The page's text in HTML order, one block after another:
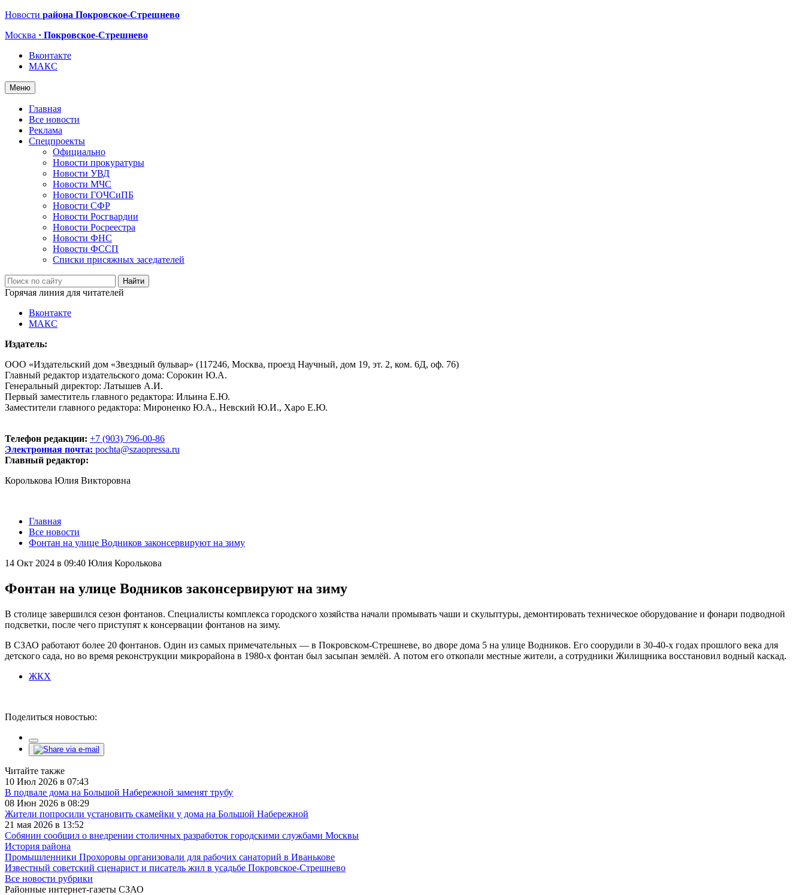
Новости района Покровское-Стрешнево
Москва · Покровское-Стрешнево
Вконтакте
МАКС
Меню
Главная
Все новости
Реклама
Спецпроекты
Официально
Новости прокуратуры
Новости УВД
Новости МЧС
Новости ГОЧСиПБ
Новости СФР
Новости Росгвардии
Новости Росреестра
Новости ФНС
Новости ФССП
Списки присяжных заседателей
Горячая линия для читателей
Вконтакте
МАКС
Издатель:
ООО «Издательский дом «Звездный бульвар» (117246, Москва, проезд Научный, дом 19, эт. 2, ком. 6Д, оф. 76)
Главный редактор издательского дома: Сорокин Ю.А.
Генеральный директор: Латышев А.И.
Первый заместитель главного редактора: Ильина Е.Ю.
Заместители главного редактора: Мироненко Ю.А., Невский Ю.И., Харо Е.Ю.
Телефон редакции: +7 (903) 796-00-86
Электронная почта: pochta@szaopressa.ru
Главный редактор:
Королькова Юлия Викторовна
Главная
Все новости
Фонтан на улице Водников законсервируют на зиму
14 Окт 2024 в 09:40 Юлия Королькова
Фонтан на улице Водников законсервируют на зиму
В столице завершился сезон фонтанов. Специалисты комплекса городского хозяйства начали промывать чаши и скульптуры, демонтировать техническое оборудование и фонари подводной
подсветки, после чего приступят к консервации фонтанов на зиму.
В СЗАО работают более 20 фонтанов. Один из самых примечательных — в Покровском-Стрешневе, во дворе дома 5 на улице Водников. Его соорудили в 30-40-х годах прошлого века для
детского сада, но во время реконструкции микрорайона в 1980-х фонтан был засыпан землёй. А потом его откопали местные жители, а сотрудники Жилищника восстановил водный каскад.
ЖКХ
Поделиться новостью:
Читайте также
10 Июл 2026 в 07:43
В подвале дома на Большой Набережной заменят трубу
08 Июн 2026 в 08:29
Жители попросили установить скамейки у дома на Большой Набережной
21 мая 2026 в 13:52
Собянин сообщил о внедрении столичных разработок городскими службами Москвы
История района
Промышленники Прохоровы организовали для рабочих санаторий в Иванькове
Известный советский сценарист и писатель жил в усадьбе Покровское-Стрешнево
Все новости рубрики
Районные интернет-газеты СЗАО